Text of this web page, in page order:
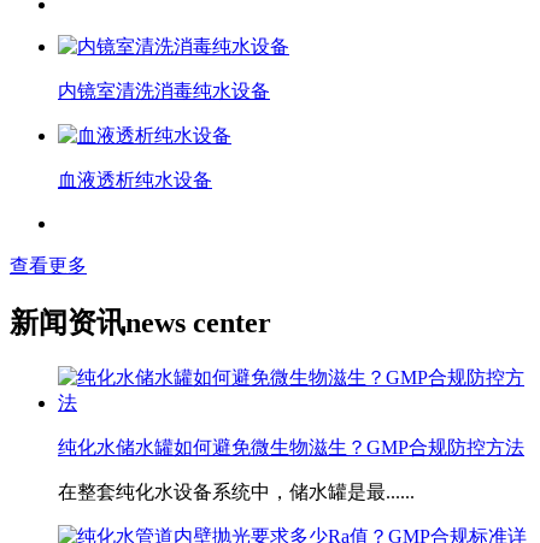
内镜室清洗消毒纯水设备
血液透析纯水设备
查看更多
新闻资讯news center
纯化水储水罐如何避免微生物滋生？GMP合规防控方法
在整套纯化水设备系统中，储水罐是最......